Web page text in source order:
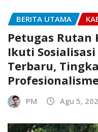
BERITA UTAMA
Petugas Rutan
Ikuti Sosialisasi
Terbaru,
PM Agu 5,